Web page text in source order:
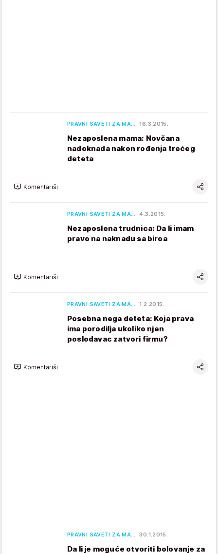
PRAVNI SAVETI ZA MA… 16.3.2015.
Nezaposlena mama: Novčana
nadoknada nakon rođenja trećeg
deteta
Komentariši
PRAVNI SAVETI ZA MA… 4.3.2015.
Nezaposlena trudnica: Da li imam
pravo na naknadu sa biroa
Komentariši
PRAVNI SAVETI ZA MA… 1.2.2015.
Posebna nega deteta: Koja prava
ima porodilja ukoliko njen
poslodavac zatvori firmu?
Komentariši
PRAVNI SAVETI ZA MA… 30.1.2015.
Da li je moguće otvoriti bolovanje za